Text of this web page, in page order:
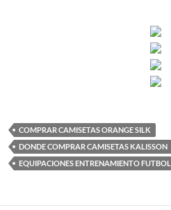
COMPRAR CAMISETAS ORANGE SILK
DONDE COMPRAR CAMISETAS KALISSON
EQUIPACIONES ENTRENAMIENTO FUTBOL